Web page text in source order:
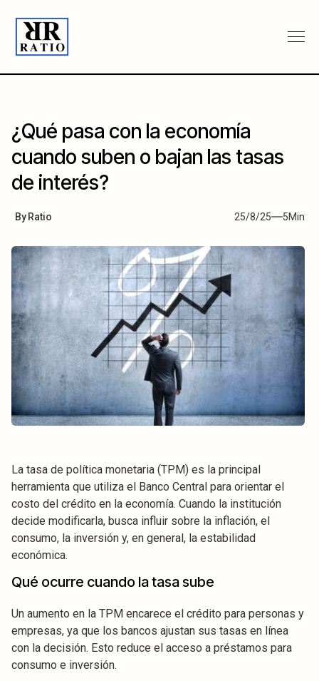
¿Qué pasa con la economía
cuando suben o bajan las tasas
de interés?
By Ratio 25/8/25 5Min
La tasa de política monetaria (TPM) es la principal
herramienta que utiliza el Banco Central para orientar el
costo del crédito en la economía. Cuando la institución
decide modificarla, busca influir sobre la inflación, el
consumo, la inversión y, en general, la estabilidad
económica.
Qué ocurre cuando la tasa sube
Un aumento en la TPM encarece el crédito para personas y
empresas, ya que los bancos ajustan sus tasas en línea
con la decisión. Esto reduce el acceso a préstamos para
consumo e inversión.